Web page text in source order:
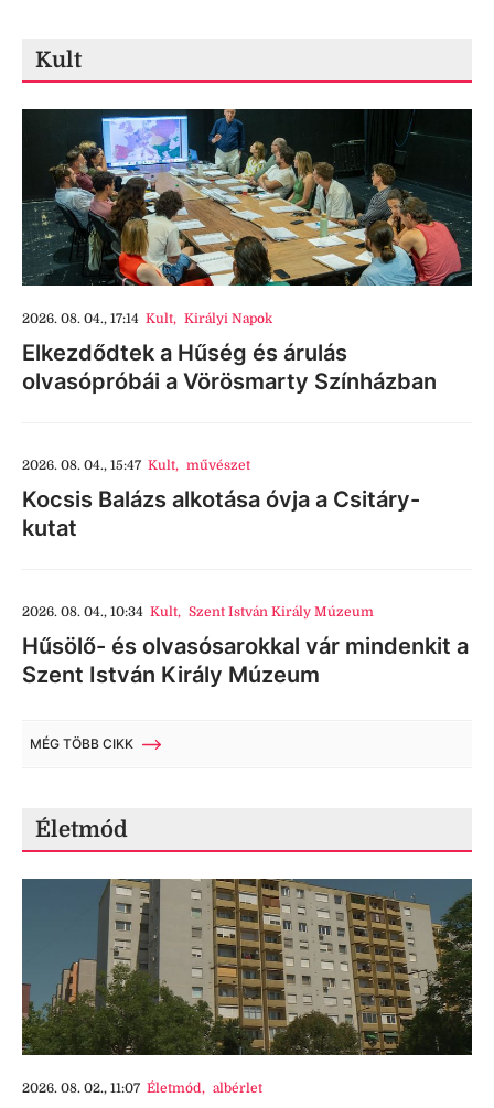
Kult
2026. 08. 04., 17:14 Kult, Királyi Napok
Elkezdődtek a Hűség és árulás
olvasópróbái a Vörösmarty Színházban
2026. 08. 04., 15:47 Kult, művészet
Kocsis Balázs alkotása óvja a Csitáry-
kutat
2026. 08. 04., 10:34 Kult, Szent István Király Múzeum
Hűsölő- és olvasósarokkal vár mindenkit a
Szent István Király Múzeum
MÉG TÖBB CIKK
Életmód
2026. 08. 02., 11:07 Életmód, albérlet